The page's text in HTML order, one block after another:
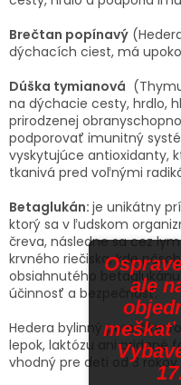
Brečtan popínavý
dýchacích ciest, má
Dúška tymianová
na dýchacie cesty, hrdlo,
prirodzenej
podporovať imunitný
vyskytujúce antioxidanty,
tkanivá pred voľnými
Betaglukán: je unikátny
ktorý sa v ľudskom
čreva, následne sa cez
krvného riečiska, kde
obsiahnutého
účinnosť a bezpečnosť.
Hedera bylinný perorálny
lepok, laktózu ani pridané
vhodný pre deti od 3 rokov
ale
meškať